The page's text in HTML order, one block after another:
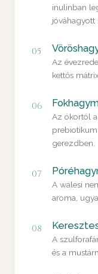
inulinban
jóváhagyott
05
Az
kettős
06
Az ókortól
gerezdben.
07
A walesi
aroma,
08
A
és a